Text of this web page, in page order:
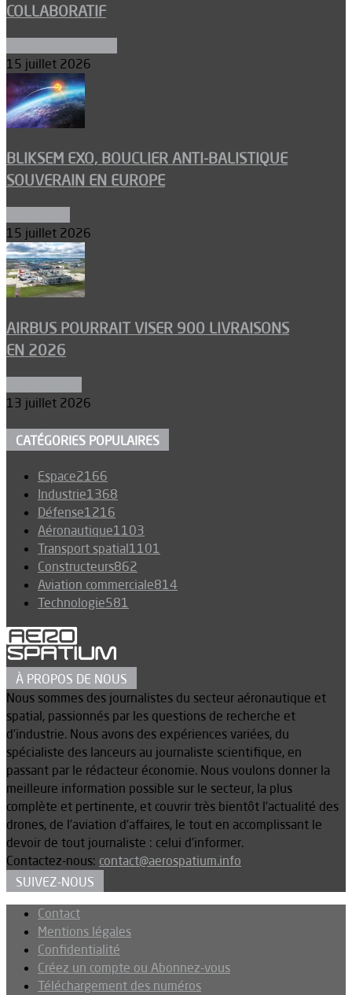
COLLABORATIF
15 juillet 2026
BLIKSEM EXO, BOUCLIER ANTI-BALISTIQUE
SOUVERAIN EN EUROPE
15 juillet 2026
AIRBUS POURRAIT VISER 900 LIVRAISONS
EN 2026
13 juillet 2026
CATÉGORIES POPULAIRES
Espace2166
Industrie1368
Défense1216
Aéronautique1103
Transport spatial1101
Constructeurs862
Aviation commerciale814
Technologie581
À PROPOS DE NOUS
Nous sommes des journalistes du secteur aéronautique et
spatial, passionnés par les questions de recherche et
d’industrie. Nous avons des expériences variées, du
spécialiste des lanceurs au journaliste scientifique, en
passant par le rédacteur économie. Nous voulons donner la
meilleure information possible sur le secteur, la plus
complète et pertinente, et couvrir très bientôt l’actualité des
drones, de l’aviation d’affaires, le tout en accomplissant le
devoir de tout journaliste : celui d’informer.
Contactez-nous: contact@aerospatium.info
SUIVEZ-NOUS
Contact
Mentions légales
Confidentialité
Créez un compte ou Abonnez-vous
Téléchargement des numéros